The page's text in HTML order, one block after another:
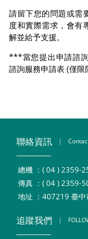
請留下您的問題或需
度和實際需求，會有
解並給予支援。
***當您提出申請諮
諮詢服務申請表 (僅限
聯絡資訊 ｜
總機 ：( 04 ) 2359-
傳真 ：( 04 ) 2359-
地址 ：407219 臺
追蹤我們 ｜